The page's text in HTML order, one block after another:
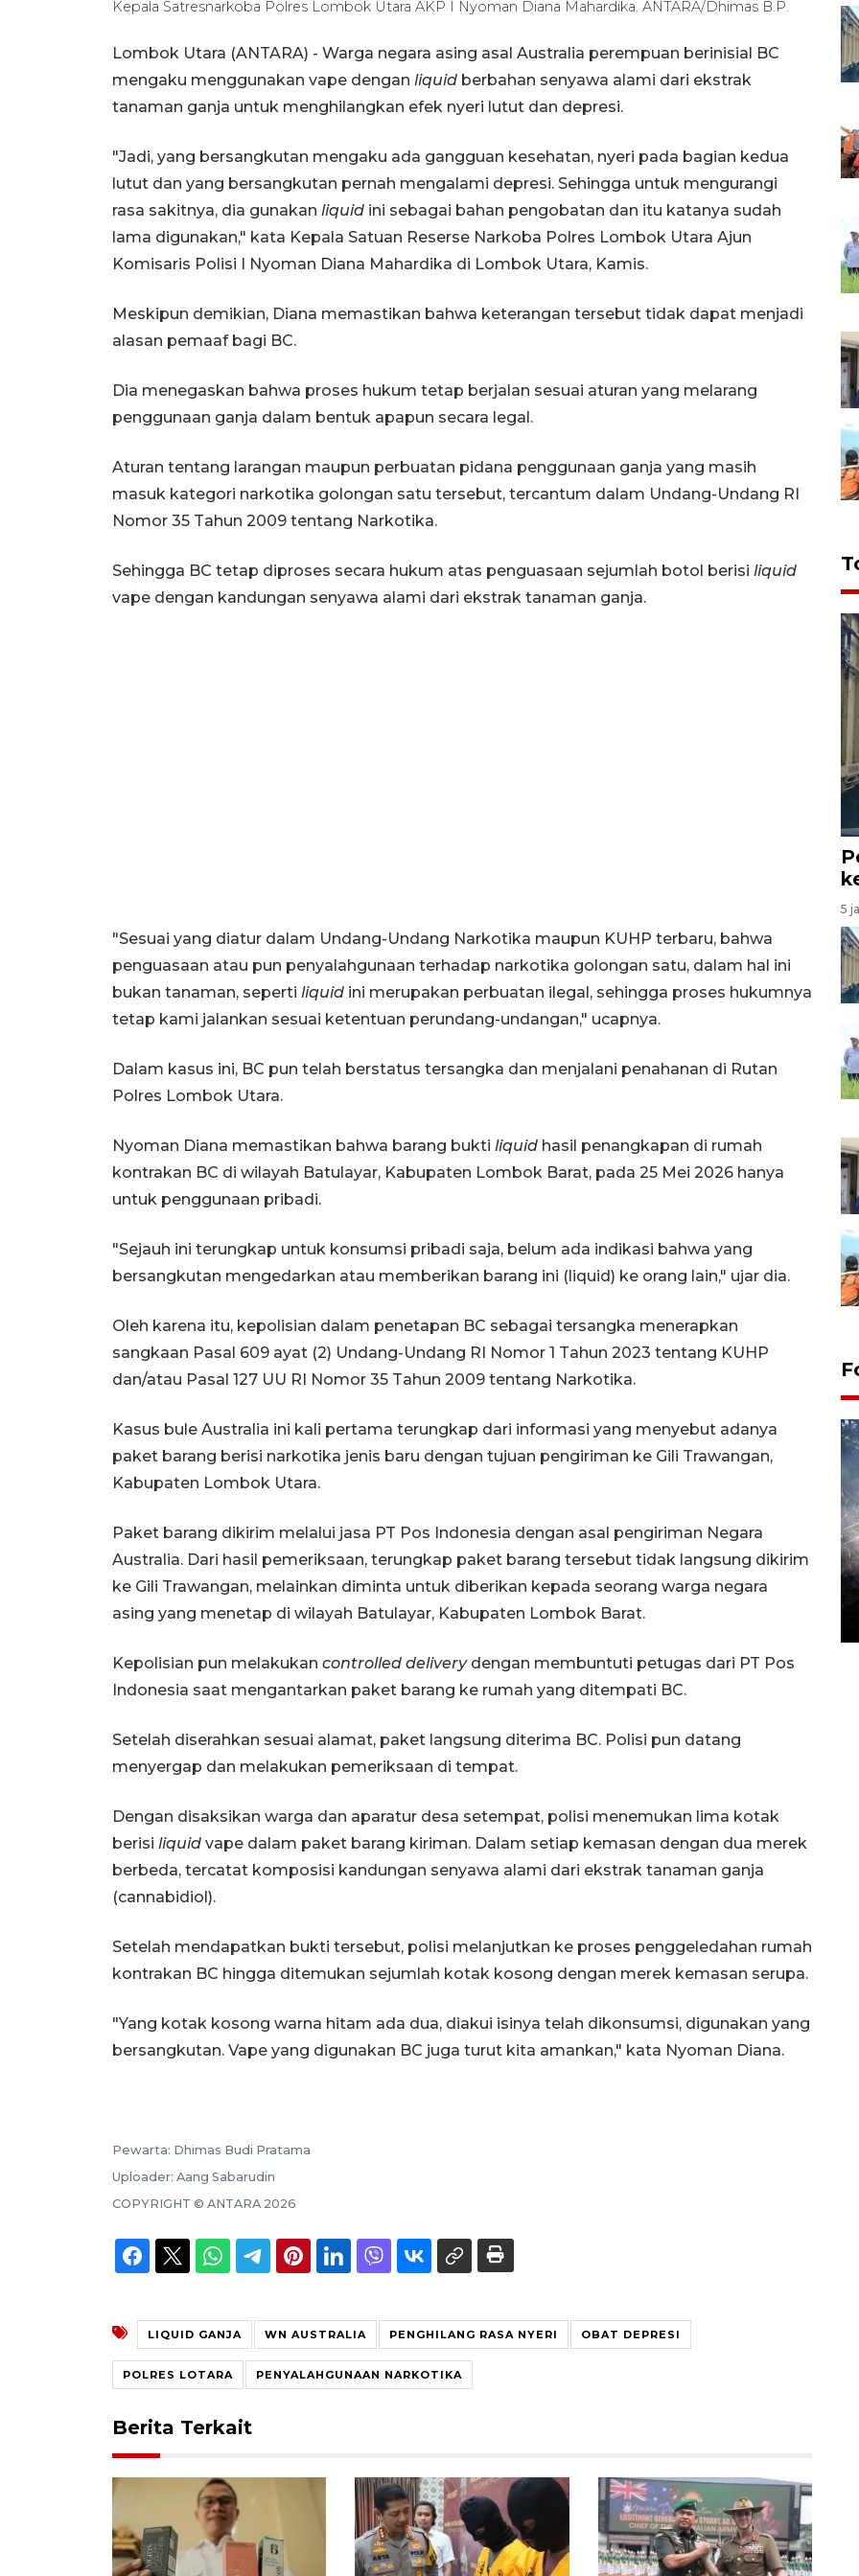
Kepala Satresnarkoba Polres Lombok Utara AKP I Nyoman Diana Mahardika. ANTARA/Dhimas B.P.
Lombok Utara (ANTARA) - Warga negara asing asal Australia perempuan berinisial BC
mengaku menggunakan vape dengan liquid berbahan senyawa alami dari ekstrak
tanaman ganja untuk menghilangkan efek nyeri lutut dan depresi.
"Jadi, yang bersangkutan mengaku ada gangguan kesehatan, nyeri pada bagian kedua
lutut dan yang bersangkutan pernah mengalami depresi. Sehingga untuk mengurangi
rasa sakitnya, dia gunakan liquid ini sebagai bahan pengobatan dan itu katanya sudah
lama digunakan," kata Kepala Satuan Reserse Narkoba Polres Lombok Utara Ajun
Komisaris Polisi I Nyoman Diana Mahardika di Lombok Utara, Kamis.
Meskipun demikian, Diana memastikan bahwa keterangan tersebut tidak dapat menjadi
alasan pemaaf bagi BC.
Dia menegaskan bahwa proses hukum tetap berjalan sesuai aturan yang melarang
penggunaan ganja dalam bentuk apapun secara legal.
Aturan tentang larangan maupun perbuatan pidana penggunaan ganja yang masih
masuk kategori narkotika golongan satu tersebut, tercantum dalam Undang-Undang RI
Nomor 35 Tahun 2009 tentang Narkotika.
Sehingga BC tetap diproses secara hukum atas penguasaan sejumlah botol berisi liquid
vape dengan kandungan senyawa alami dari ekstrak tanaman ganja.
"Sesuai yang diatur dalam Undang-Undang Narkotika maupun KUHP terbaru, bahwa
penguasaan atau pun penyalahgunaan terhadap narkotika golongan satu, dalam hal ini
bukan tanaman, seperti liquid ini merupakan perbuatan ilegal, sehingga proses hukumnya
tetap kami jalankan sesuai ketentuan perundang-undangan," ucapnya.
Dalam kasus ini, BC pun telah berstatus tersangka dan menjalani penahanan di Rutan
Polres Lombok Utara.
Nyoman Diana memastikan bahwa barang bukti liquid hasil penangkapan di rumah
kontrakan BC di wilayah Batulayar, Kabupaten Lombok Barat, pada 25 Mei 2026 hanya
untuk penggunaan pribadi.
"Sejauh ini terungkap untuk konsumsi pribadi saja, belum ada indikasi bahwa yang
bersangkutan mengedarkan atau memberikan barang ini (liquid) ke orang lain," ujar dia.
Oleh karena itu, kepolisian dalam penetapan BC sebagai tersangka menerapkan
sangkaan Pasal 609 ayat (2) Undang-Undang RI Nomor 1 Tahun 2023 tentang KUHP
dan/atau Pasal 127 UU RI Nomor 35 Tahun 2009 tentang Narkotika.
Kasus bule Australia ini kali pertama terungkap dari informasi yang menyebut adanya
paket barang berisi narkotika jenis baru dengan tujuan pengiriman ke Gili Trawangan,
Kabupaten Lombok Utara.
Paket barang dikirim melalui jasa PT Pos Indonesia dengan asal pengiriman Negara
Australia. Dari hasil pemeriksaan, terungkap paket barang tersebut tidak langsung dikirim
ke Gili Trawangan, melainkan diminta untuk diberikan kepada seorang warga negara
asing yang menetap di wilayah Batulayar, Kabupaten Lombok Barat.
Kepolisian pun melakukan controlled deliverydengan membuntuti petugas dari PT Pos
Indonesia saat mengantarkan paket barang ke rumah yang ditempati BC.
Setelah diserahkan sesuai alamat, paket langsung diterima BC. Polisi pun datang
menyergap dan melakukan pemeriksaan di tempat.
Dengan disaksikan warga dan aparatur desa setempat, polisi menemukan lima kotak
berisi liquid vape dalam paket barang kiriman. Dalam setiap kemasan dengan dua merek
berbeda, tercatat komposisi kandungan senyawa alami dari ekstrak tanaman ganja
(cannabidiol).
Setelah mendapatkan bukti tersebut, polisi melanjutkan ke proses penggeledahan rumah
kontrakan BC hingga ditemukan sejumlah kotak kosong dengan merek kemasan serupa.
"Yang kotak kosong warna hitam ada dua, diakui isinya telah dikonsumsi, digunakan yang
bersangkutan. Vape yang digunakan BC juga turut kita amankan," kata Nyoman Diana.
Pewarta: Dhimas Budi Pratama
Uploader: Aang Sabarudin
COPYRIGHT © ANTARA 2026
LIQUID GANJA WN AUSTRALIA PENGHILANG RASA NYERI OBAT DEPRESI
POLRES LOTARA PENYALAHGUNAAN NARKOTIKA
Berita Terkait
5
Alokasi anggaran untuk bibit
kopi arabika Gayo
15 June 2026 11:15 WIB